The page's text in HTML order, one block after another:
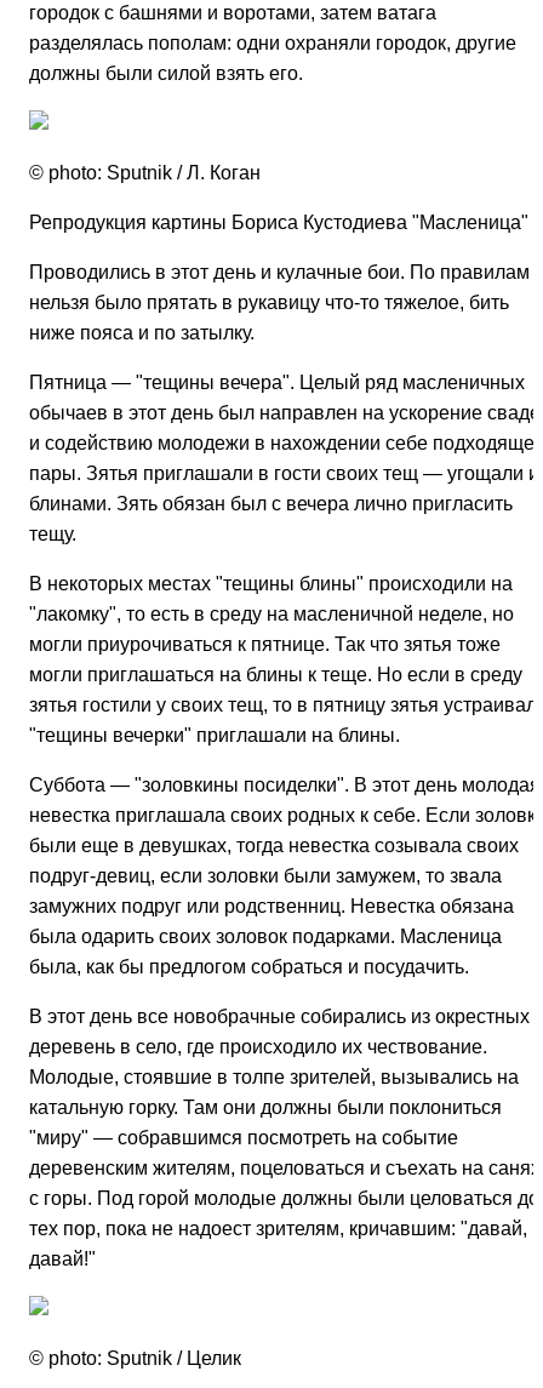
городок с башнями и воротами, затем ватага
разделялась пополам: одни охраняли городок, другие
должны были силой взять его.
© photo: Sputnik / Л. Коган
Репродукция картины Бориса Кустодиева "Масленица"
Проводились в этот день и кулачные бои. По правилам
нельзя было прятать в рукавицу что-то тяжелое, бить
ниже пояса и по затылку.
Пятница — "тещины вечера". Целый ряд масленичных
обычаев в этот день был направлен на ускорение
и содействию молодежи в нахождении себе
пары. Зятья приглашали в гости своих тещ — угощали
блинами. Зять обязан был с вечера лично пригласить
тещу.
В некоторых местах "тещины блины" происходили на
"лакомку", то есть в среду на масленичной неделе, но
могли приурочиваться к пятнице. Так что зятья тоже
могли приглашаться на блины к теще. Но если в среду
зятья гостили у своих тещ, то в пятницу зятья
"тещины вечерки" приглашали на блины.
Суббота — "золовкины посиделки". В этот день молодая
невестка приглашала своих родных к себе. Если
были еще в девушках, тогда невестка созывала своих
подруг-девиц, если золовки были замужем, то звала
замужних подруг или родственниц. Невестка обязана
была одарить своих золовок подарками. Масленица
была, как бы предлогом собраться и посудачить.
В этот день все новобрачные собирались из окрестных
деревень в село, где происходило их чествование.
Молодые, стоявшие в толпе зрителей, вызывались на
катальную горку. Там они должны были поклониться
"миру" — собравшимся посмотреть на событие
деревенским жителям, поцеловаться и съехать на санях
с горы. Под горой молодые должны были целоваться до
тех пор, пока не надоест зрителям, кричавшим: "давай,
давай!"
© photo: Sputnik / Целик